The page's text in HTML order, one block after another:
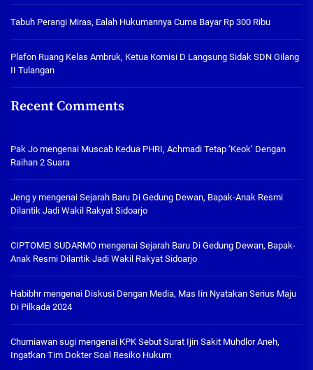
Tabuh Perangi Miras, Ealah Hukumannya Cuma Bayar Rp 300 Ribu
Plafon Ruang Kelas Ambruk, Ketua Komisi D Langsung Sidak SDN Gilang
II Tulangan
Recent Comments
Pak Jo mengenai Muscab Kedua PHRI, Achmadi Tetap ‘Keok’ Dengan
Raihan 2 Suara
Jeng y mengenai Sejarah Baru Di Gedung Dewan, Bapak-Anak Resmi
Dilantik Jadi Wakil Rakyat Sidoarjo
CIPTOMEI SUDARMO mengenai Sejarah Baru Di Gedung Dewan, Bapak-
Anak Resmi Dilantik Jadi Wakil Rakyat Sidoarjo
Habibhrmengenai Diskusi Dengan Media, Mas Iin Nyatakan Serius Maju
Di Pilkada 2024
Churniawan sugi mengenai KPK Sebut Surat Ijin Sakit Muhdlor Aneh,
Ingatkan Tim Dokter Soal Resiko Hukum